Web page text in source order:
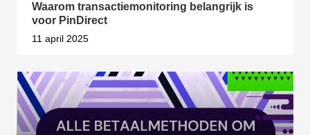
Waarom transactiemonitoring belangrijk is
voor PinDirect
11 april 2025